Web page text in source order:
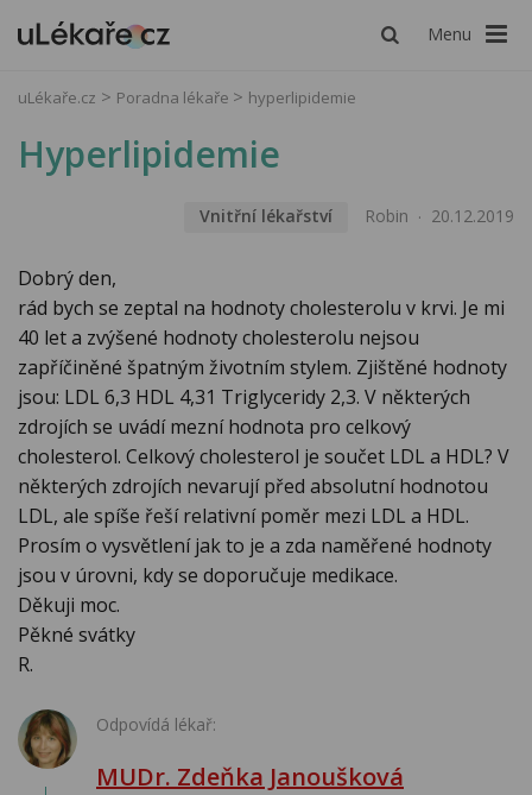
Menu
uLékaře.cz Poradna lékaře hyperlipidemie
Hyperlipidemie
Vnitřní lékařství Robin 20.12.2019
Dobrý den,
rád bych se zeptal na hodnoty cholesterolu v krvi. Je mi
40 let a zvýšené hodnoty cholesterolu nejsou
zapříčiněné špatným životním stylem. Zjištěné hodnoty
jsou: LDL 6,3 HDL 4,31 Triglyceridy 2,3. V některých
zdrojích se uvádí mezní hodnota pro celkový
cholesterol. Celkový cholesterol je součet LDL a HDL? V
některých zdrojích nevarují před absolutní hodnotou
LDL, ale spíše řeší relativní poměr mezi LDL a HDL.
Prosím o vysvětlení jak to je a zda naměřené hodnoty
jsou v úrovni, kdy se doporučuje medikace.
Děkuji moc.
Pěkné svátky
R.
Odpovídá lékař:
MUDr. Zdeňka Janoušková